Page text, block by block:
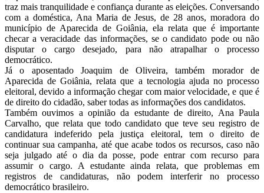
traz mais tranquilidade e confiança durante as eleições. Conversando
com a doméstica, Ana Maria de Jesus, de 28 anos, moradora do
município de Aparecida de Goiânia, ela relata que é importante
checar a veracidade das informações, se o candidato pode ou não
disputar o cargo desejado, para não atrapalhar o processo
democrático.
Já o aposentado Joaquim de Oliveira, também morador de
Aparecida de Goiânia, relata que a tecnologia ajuda no processo
eleitoral, devido a informação chegar com maior velocidade, e que é
de direito do cidadão, saber todas as informações dos candidatos.
Também ouvimos a opinião da estudante de direito, Ana Paula
Carvalho, que relata que todo candidato que teve seu registro de
candidatura indeferido pela justiça eleitoral, tem o direito de
continuar sua campanha, até que acabe todos os recursos, caso não
seja julgado até o dia da posse, pode entrar com recurso para
assumir o cargo. A estudante ainda relata, que problemas em
registros de candidaturas, não podem interferir no processo
democrático brasileiro.